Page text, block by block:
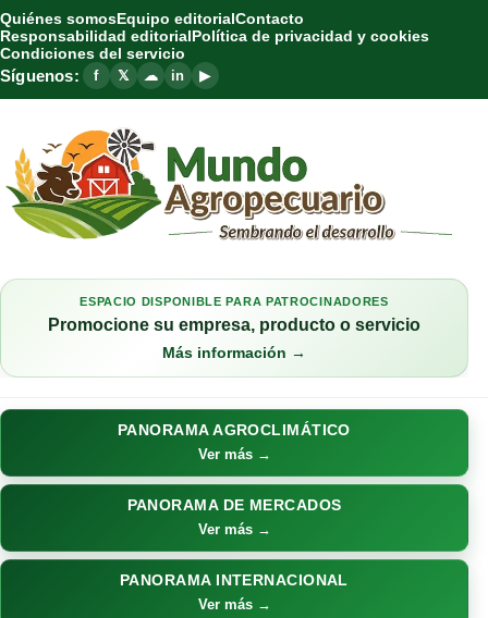
Quiénes somosEquipo editorialContacto
Responsabilidad editorialPolítica de privacidad y cookies
Condiciones del servicio
Síguenos: f 𝕏 ☁ in ▶
ESPACIO DISPONIBLE PARA PATROCINADORES
Promocione su empresa, producto o servicio
Más información →
PANORAMA AGROCLIMÁTICO
Ver más →
PANORAMA DE MERCADOS
Ver más →
PANORAMA INTERNACIONAL
Ver más →